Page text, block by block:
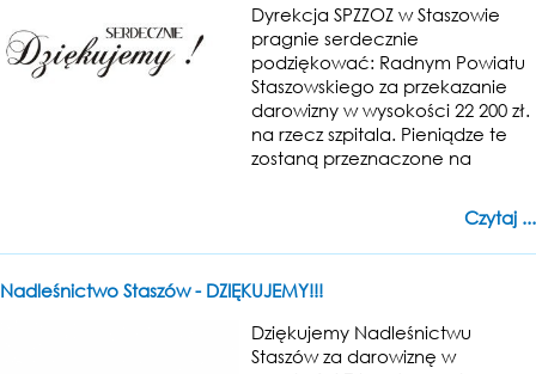
Dyrekcja SPZZOZ w Staszowie
pragnie serdecznie
podziękować: Radnym Powiatu
Staszowskiego za przekazanie
darowizny w wysokości 22 200 zł.
na rzecz szpitala. Pieniądze te
zostaną przeznaczone na
Czytaj ...
Nadleśnictwo Staszów - DZIĘKUJEMY!!!
Dziękujemy Nadleśnictwu
Staszów za darowiznę w